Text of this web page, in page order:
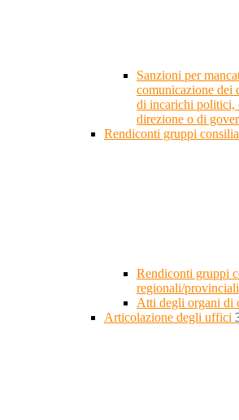
Sanzioni per
comunicazione dei
di incarichi politici,
direzione o di
Rendiconti gruppi
Rendiconti gruppi
regionali/provinciali
Atti degli organi di
Articolazione degli uffici